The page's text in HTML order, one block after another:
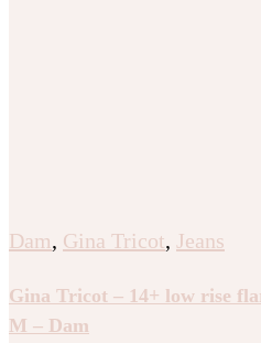
Dam, Gina Tricot, Jeans
Gina Tricot – 14+ low rise
M – Dam